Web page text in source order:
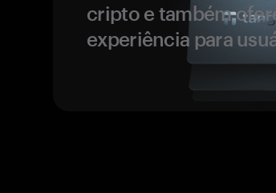
cripto e também
experiência para